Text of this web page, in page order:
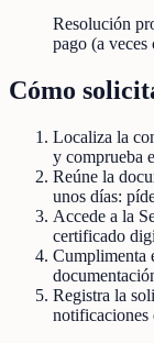
Resolución
pago (a
Cómo
Localiza la
y comprueba
Reúne la
unos días:
Accede a la
certificado
Cumplimenta
Registra la
notificaciones